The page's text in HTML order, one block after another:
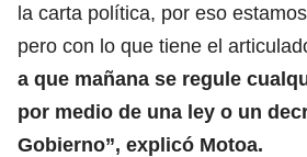
la carta política, por eso
pero con lo que tiene el
a que mañana se regule
por medio de una ley o un
Gobierno”, explicó Motoa.